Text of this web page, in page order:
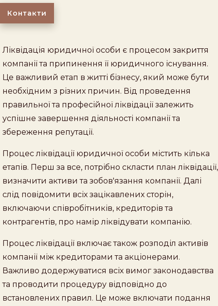
Контакти
Ліквідація юридичної особи є процесом закриття
компанії та припинення її юридичного існування.
Це важливий етап в житті бізнесу, який може бути
необхідним з різних причин. Від проведення
правильної та професійної ліквідації залежить
успішне завершення діяльності компанії та
збереження репутації.
Процес ліквідації юридичної особи містить кілька
етапів. Перш за все, потрібно скласти план ліквідації,
визначити активи та зобов'язання компанії. Далі
слід повідомити всіх зацікавлених сторін,
включаючи співробітників, кредиторів та
контрагентів, про намір ліквідувати компанію.
Процес ліквідації включає також розподіл активів
компанії між кредиторами та акціонерами.
Важливо додержуватися всіх вимог законодавства
та проводити процедуру відповідно до
встановлених правил. Це може включати подання